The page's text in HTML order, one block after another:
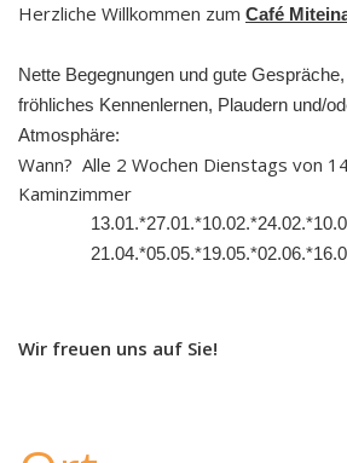
Herzliche Willkommen zum Café
Nette Begegnungen und gute
fröhliches Kennenlernen, Plaudern und/
Atmosphäre:
Wann? Alle 2 Wochen Dienstags von
Kaminzimmer
Wir freuen uns auf Sie!